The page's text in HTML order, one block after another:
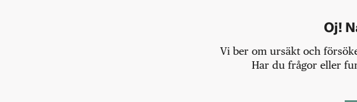
Oj!
Vi ber om ursäkt och
Har du frågor eller